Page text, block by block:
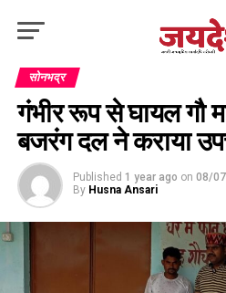
सोनभद्र
गंभीर रूप से घायल गौ
बजरंग दल ने कराया
Published 1 year ago on 08/
By Husna Ansari